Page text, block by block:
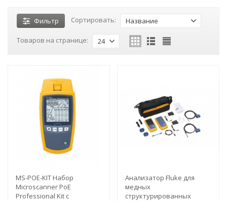
Фильтр Сортировать: Название
Товаров на странице: 24
MS-POE-KIT Набор
Microscanner PoE
Professional Kit с
Анализатор Fluke для
медных
структурированных